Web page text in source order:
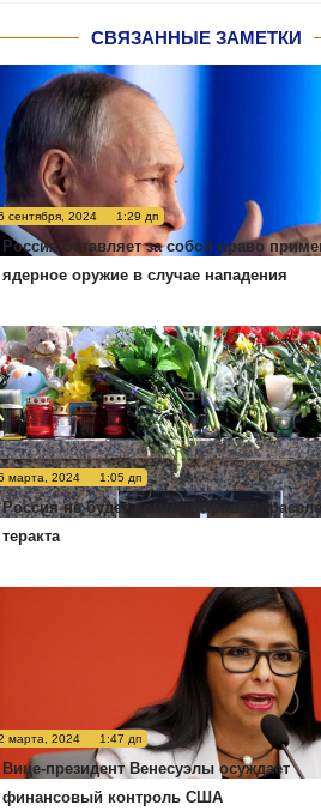
СВЯЗАННЫЕ ЗАМЕТКИ
сентября, 2024 1:29 дп
Россия оставляет за собой право
ядерное оружие в случае нападения
марта, 2024 1:05 дп
Россия не будет комментировать
теракта
марта, 2024 1:47 дп
Вице-президент Венесуэлы осуждает
финансовый контроль США